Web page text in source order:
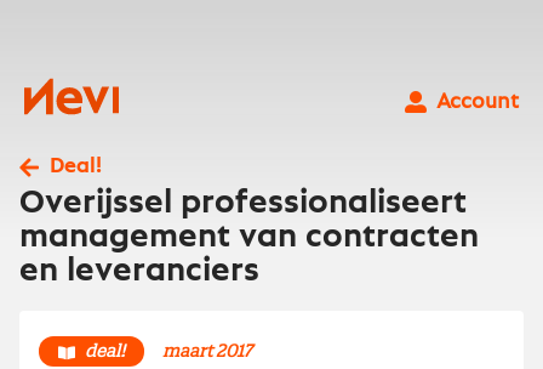
Nevi
Account
Deal!
Overijssel professionaliseert
management van contracten
en leveranciers
deal! maart 2017